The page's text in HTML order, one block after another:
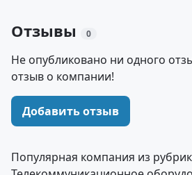
Отзывы 0
Не опубликовано ни одного
отзыв о компании!
Добавить отзыв
Популярная компания из